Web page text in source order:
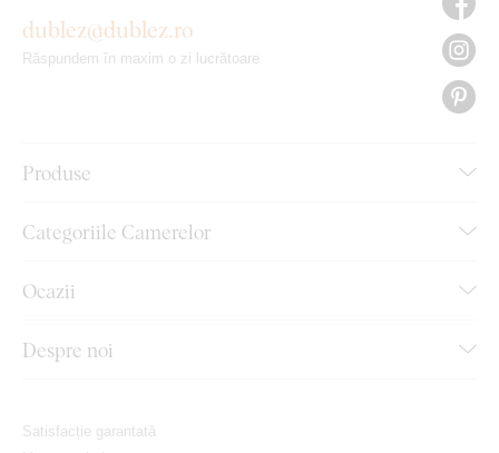
Produse
Categoriile Camerelor
Ocazii
Despre noi
dublez@dublez.ro
Răspundem în maxim o zi lucrătoare
Satisfacție garantată